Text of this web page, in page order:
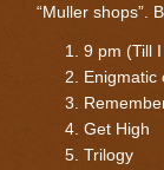
“Muller shops”.
9 pm (Till
Enigmatic
Get High
Trilogy